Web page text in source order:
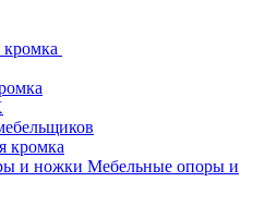
кромка
Мебельные опоры и